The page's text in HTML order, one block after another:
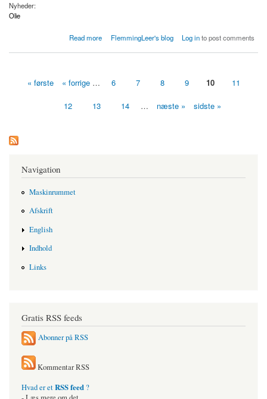
Nyheder:
Olie
Read more
about Olie for milliarder væk i NordsøenFlemmingLeer's blog Log into post comments
« første « forrige … 6 7 8 9 10 11
12 13 14 … næste » sidste »
Navigation
Maskinrummet
Afskrift
English
Indhold
Links
Gratis RSS feeds
Abonner på RSS
Kommentar RSS
Hvad er etRSS feed ?